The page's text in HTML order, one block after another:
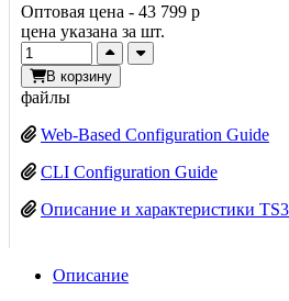
Оптовая цена - 43 799 p
цена указана за шт.
В корзину
файлы
Web-Based Configuration Guide
CLI Configuration Guide
Описание и характеристики
Описание